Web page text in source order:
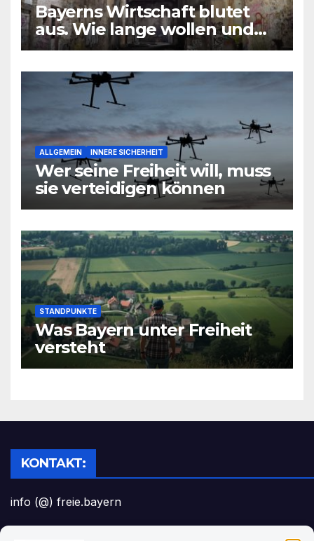
Bayerns Wirtschaft blutet
aus. Wie lange wollen und
können wir uns den
noch leisten?
ALLGEMEIN INNERE SICHERHEIT
Wer seine Freiheit will, muss
sie verteidigen können
STANDPUNKTE
Was Bayern unter Freiheit
versteht
KONTAKT:
info (@) freie.bayern